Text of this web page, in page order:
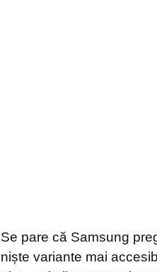
Se pare că Samsung
niște variante mai